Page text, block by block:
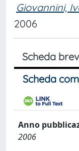
Giovannini,
2006
Scheda
Scheda
Anno
2006